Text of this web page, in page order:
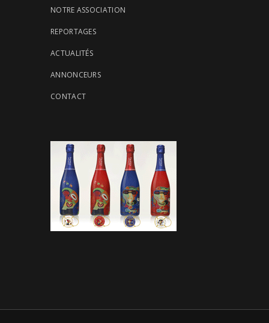
NOTRE ASSOCIATION
REPORTAGES
ACTUALITÉS
ANNONCEURS
CONTACT